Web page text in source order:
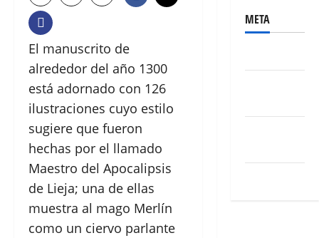
El manuscrito de
alrededor del año 1300
está adornado con 126
ilustraciones cuyo estilo
sugiere que fueron
hechas por el llamado
Maestro del Apocalipsis
de Lieja; una de ellas
muestra al mago Merlín
como un ciervo parlante
META